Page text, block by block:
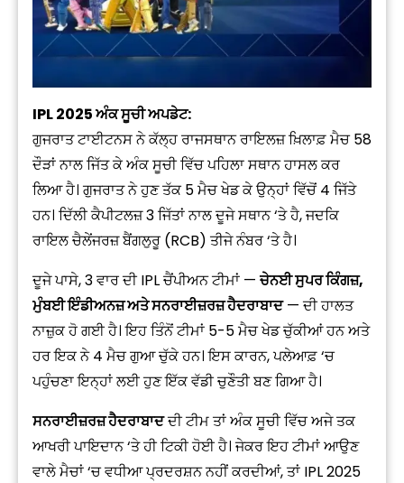
IPL 2025 ਅੰਕ ਸੂਚੀ ਅਪਡੇਟ:
ਗੁਜਰਾਤ ਟਾਈਟਨਸ ਨੇ ਕੱਲ੍ਹ ਰਾਜਸਥਾਨ ਰਾਇਲਜ਼ ਖ਼ਿਲਾਫ਼ ਮੈਚ 58
ਦੌੜਾਂ ਨਾਲ ਜਿੱਤ ਕੇ ਅੰਕ ਸੂਚੀ ਵਿੱਚ ਪਹਿਲਾ ਸਥਾਨ ਹਾਸਲ ਕਰ
ਲਿਆ ਹੈ। ਗੁਜਰਾਤ ਨੇ ਹੁਣ ਤੱਕ 5 ਮੈਚ ਖੇਡ ਕੇ ਉਨ੍ਹਾਂ ਵਿੱਚੋਂ 4 ਜਿੱਤੇ
ਹਨ। ਦਿੱਲੀ ਕੈਪੀਟਲਜ਼ 3 ਜਿੱਤਾਂ ਨਾਲ ਦੂਜੇ ਸਥਾਨ ‘ਤੇ ਹੈ, ਜਦਕਿ
ਰਾਇਲ ਚੈਲੇਂਜਰਜ਼ ਬੈਂਗਲੁਰੂ (RCB) ਤੀਜੇ ਨੰਬਰ ‘ਤੇ ਹੈ।
ਦੂਜੇ ਪਾਸੇ, 3 ਵਾਰ ਦੀ IPL ਚੈਂਪੀਅਨ ਟੀਮਾਂ — ਚੇਨਈ ਸੁਪਰ ਕਿੰਗਜ਼,
ਮੁੰਬਈ ਇੰਡੀਅਨਜ਼ ਅਤੇ ਸਨਰਾਈਜ਼ਰਜ਼ ਹੈਦਰਾਬਾਦ— ਦੀ ਹਾਲਤ
ਨਾਜ਼ੁਕ ਹੋ ਗਈ ਹੈ। ਇਹ ਤਿੰਨੋਂ ਟੀਮਾਂ 5-5 ਮੈਚ ਖੇਡ ਚੁੱਕੀਆਂ ਹਨ ਅਤੇ
ਹਰ ਇਕ ਨੇ 4 ਮੈਚ ਗੁਆ ਚੁੱਕੇ ਹਨ। ਇਸ ਕਾਰਨ, ਪਲੇਆਫ਼ ‘ਚ
ਪਹੁੰਚਣਾ ਇਨ੍ਹਾਂ ਲਈ ਹੁਣ ਇੱਕ ਵੱਡੀ ਚੁਣੌਤੀ ਬਣ ਗਿਆ ਹੈ।
ਸਨਰਾਈਜ਼ਰਜ਼ ਹੈਦਰਾਬਾਦਦੀ ਟੀਮ ਤਾਂ ਅੰਕ ਸੂਚੀ ਵਿੱਚ ਅਜੇ ਤਕ
ਆਖਰੀ ਪਾਇਦਾਨ ‘ਤੇ ਹੀ ਟਿਕੀ ਹੋਈ ਹੈ। ਜੇਕਰ ਇਹ ਟੀਮਾਂ ਆਉਣ
ਵਾਲੇ ਮੈਚਾਂ ‘ਚ ਵਧੀਆ ਪ੍ਰਦਰਸ਼ਨ ਨਹੀਂ ਕਰਦੀਆਂ, ਤਾਂ IPL 2025